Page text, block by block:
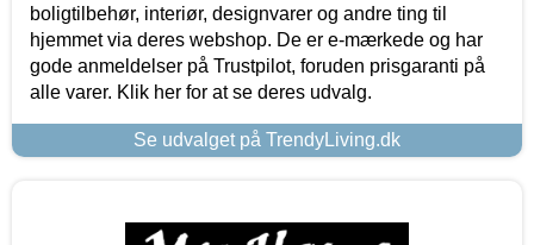
boligtilbehør, interiør, designvarer og andre ting til
hjemmet via deres webshop. De er e-mærkede og har
gode anmeldelser på Trustpilot, foruden prisgaranti på
alle varer. Klik her for at se deres udvalg.
Se udvalget på TrendyLiving.dk